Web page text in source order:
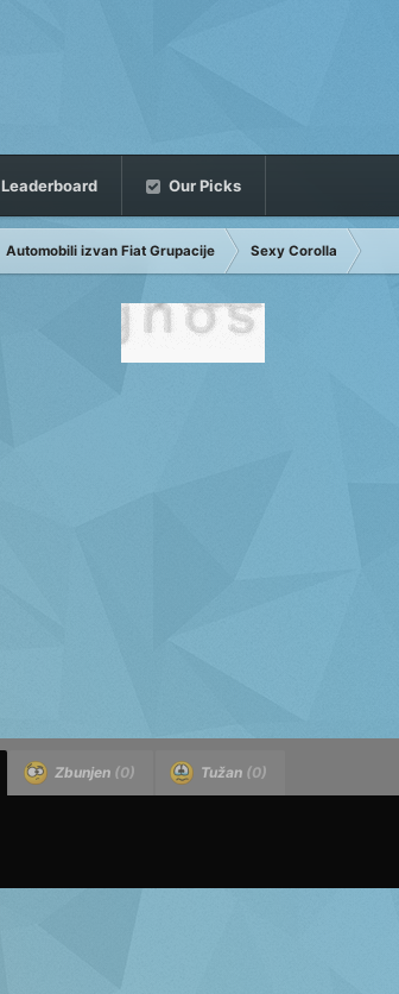
Leaderboard Our Picks
Automobili izvan Fiat Grupacije Sexy Corolla
Zbunjen (0) Tužan (0)